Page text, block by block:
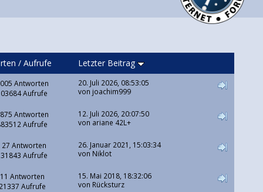
/ Aufrufe Letzter Beitrag
Antworten
Aufrufe
20. Juli 2026, 08:53:05
von joachim999
Antworten
Aufrufe
12. Juli 2026, 20:07:50
von ariane 42L+
Antworten
Aufrufe
26. Januar 2021, 15:03:34
von Niklot
11 Antworten
Aufrufe
15. Mai 2018, 18:32:06
von Rücksturz